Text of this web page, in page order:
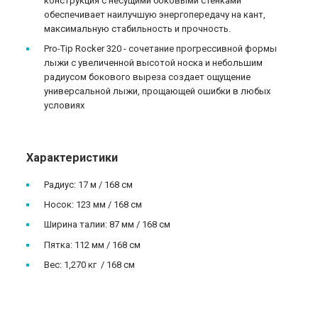
обеспечивает наилучшую энергопередачу на кант,
максимальную стабильность и прочность.
Pro-Tip Rocker 320 - сочетание прогрессивной формы
лыжи с увеличенной высотой носка и небольшим
радиусом бокового выреза создает ощущение
универсальной лыжи, прощающей ошибки в любых
условиях
Характеристики
Радиус: 17 м / 168 см
Носок: 123 мм / 168 см
Ширина талии: 87 мм / 168 см
Пятка: 112 мм / 168 см
Вес: 1,270 кг / 168 см